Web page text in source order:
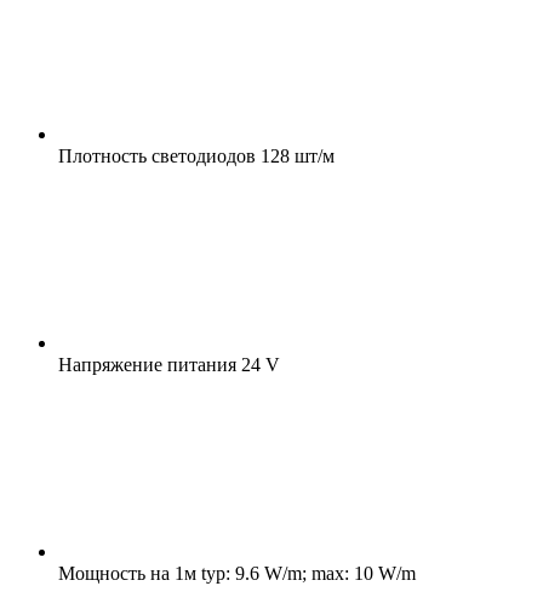
Плотность светодиодов 128 шт/м
Напряжение питания 24 V
Мощность на 1м typ: 9.6 W/m; max: 10 W/m